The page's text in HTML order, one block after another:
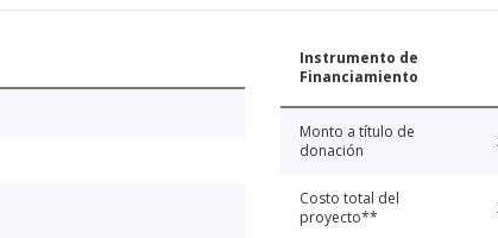
Instrumento de
Financiamiento
Monto a título de
donación
Costo total del
proyecto**